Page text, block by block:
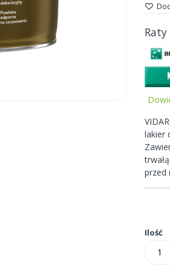
lakier
przed
Ilość